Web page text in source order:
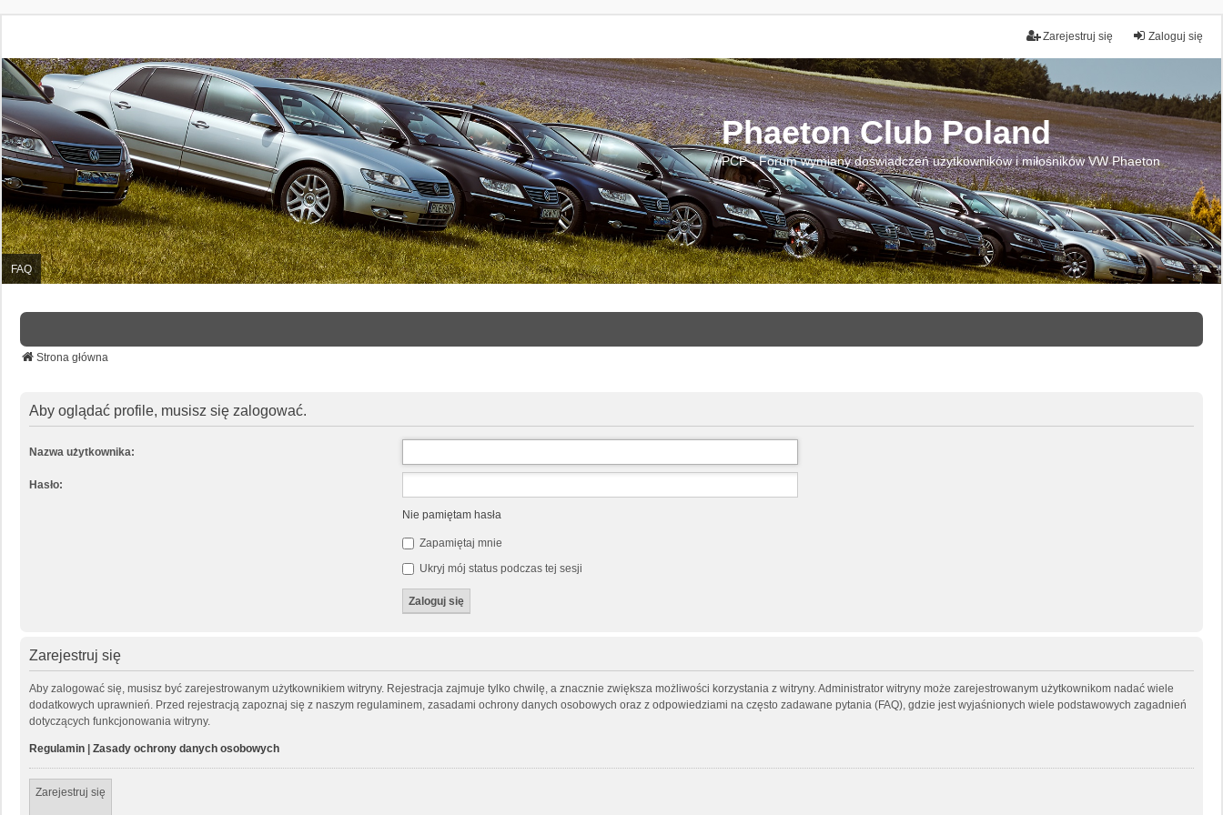
Zaloguj się
Zarejestruj się
Phaeton Club Poland
PCP - Forum wymiany doświadczeń użytkowników i miłośników VW Phaeton
FAQ
Strona główna
Aby oglądać profile, musisz się zalogować.
Nazwa użytkownika:
Hasło:
Nie pamiętam hasła
Zapamiętaj mnie
Ukryj mój status podczas tej sesji
Zarejestruj się
Aby zalogować się, musisz być zarejestrowanym użytkownikiem witryny. Rejestracja zajmuje tylko chwilę, a znacznie zwiększa możliwości korzystania z witryny. Administrator witryny może zarejestrowanym użytkownikom nadać wiele
dodatkowych uprawnień. Przed rejestracją zapoznaj się z naszym regulaminem, zasadami ochrony danych osobowych oraz z odpowiedziami na często zadawane pytania (FAQ), gdzie jest wyjaśnionych wiele podstawowych zagadnień
dotyczących funkcjonowania witryny.
Regulamin Zasady ochrony danych osobowych
Zarejestruj się